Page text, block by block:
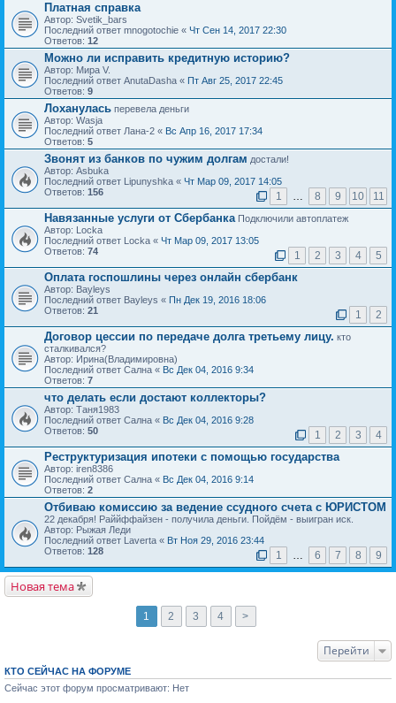
Платная справка
Автор: Svetik_bars
Последний ответ mnogotochie « Чт Сен 14, 2017 22:30
Ответов: 12
Можно ли исправить кредитную историю?
Автор: Мира V.
Последний ответ AnutaDasha « Пт Авг 25, 2017 22:45
Ответов: 9
Лоханулась перевела деньги
Автор: Wasja
Последний ответ Лана-2 « Вс Апр 16, 2017 17:34
Ответов: 5
Звонят из банков по чужим долгам достали!
Автор: Asbuka
Последний ответ Lipunyshka « Чт Мар 09, 2017 14:05
Ответов: 156 1 … 8 9 10 11
Навязанные услуги от Сбербанка Подключили автоплатеж
Автор: Locka
Последний ответ Locka « Чт Мар 09, 2017 13:05
Ответов: 74 1 2 3 4 5
Оплата госпошлины через онлайн сбербанк
Автор: Bayleys
Последний ответ Bayleys « Пн Дек 19, 2016 18:06
Ответов: 21 1 2
Договор цессии по передаче долга третьему лицу. кто
сталкивался?
Автор: Ирина(Владимировна)
Последний ответ Сална « Вс Дек 04, 2016 9:34
Ответов: 7
что делать если достают коллекторы?
Автор: Таня1983
Последний ответ Сална « Вс Дек 04, 2016 9:28
Ответов: 50 1 2 3 4
Реструктуризация ипотеки с помощью государства
Автор: iren8386
Последний ответ Сална « Вс Дек 04, 2016 9:14
Ответов: 2
Отбиваю комиссию за ведение ссудного счета с ЮРИСТОМ
22 декабря! Раййффайзен - получила деньги. Пойдём - выигран иск.
Автор: Рыжая Леди
Последний ответ Laverta « Вт Ноя 29, 2016 23:44
Ответов: 128 1 … 6 7 8 9
Новая тема
1 2 3 4 >
Перейти
КТО СЕЙЧАС НА ФОРУМЕ
Сейчас этот форум просматривают: Нет